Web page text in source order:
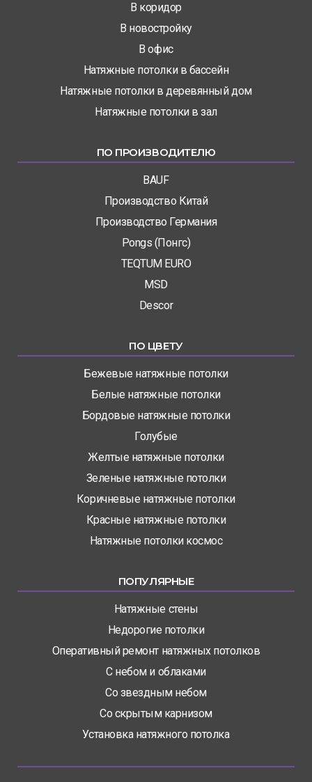
В коридор
В новостройку
В офис
Натяжные потолки в бассейн
Натяжные потолки в деревянный дом
Натяжные потолки в зал
ПО ПРОИЗВОДИТЕЛЮ
BAUF
Производство Китай
Производство Германия
Pongs (Понгс)
TEQTUM EURO
MSD
Descor
ПО ЦВЕТУ
Бежевые натяжные потолки
Белые натяжные потолки
Бордовые натяжные потолки
Голубые
Желтые натяжные потолки
Зеленые натяжные потолки
Коричневые натяжные потолки
Красные натяжные потолки
Натяжные потолки космос
ПОПУЛЯРНЫЕ
Натяжные стены
Недорогие потолки
Оперативный ремонт натяжных потолков
С небом и облаками
Со звездным небом
Со скрытым карнизом
Установка натяжного потолка